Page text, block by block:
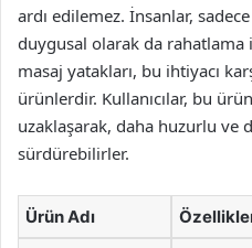
ardı edilemez. İnsanlar,
duygusal olarak da rahatlama
masaj yatakları, bu ihtiyacı
ürünlerdir. Kullanıcılar, bu
uzaklaşarak, daha huzurlu ve
sürdürebilirler.
Ürün Adı